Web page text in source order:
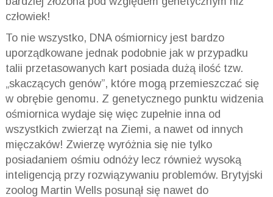
człowiek!
To nie wszystko, DNA ośmiornicy jest bardzo
uporządkowane jednak podobnie jak w przypadku
talii przetasowanych kart posiada dużą ilość tzw.
„skaczących genów”, które mogą przemieszczać się
w obrębie genomu. Z genetycznego punktu widzenia
ośmiornica wydaje się więc zupełnie inna od
wszystkich zwierząt na Ziemi, a nawet od innych
mięczaków! Zwierzę wyróżnia się nie tylko
posiadaniem ośmiu odnóży lecz również wysoką
inteligencją przy rozwiązywaniu problemów. Brytyjski
zoolog Martin Wells posunął się nawet do